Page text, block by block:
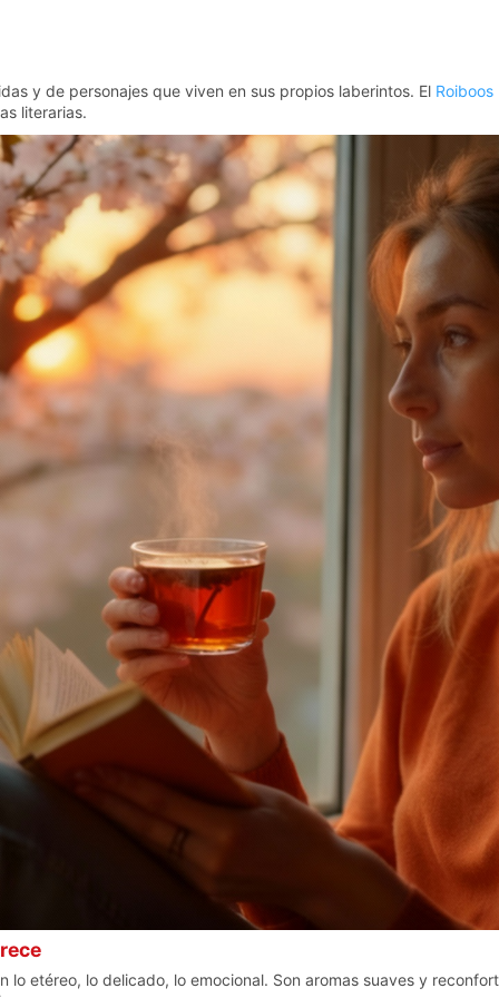
y de personajes que viven en sus propios laberintos. El
literarias.
lo etéreo, lo delicado, lo emocional. Son aromas suaves y